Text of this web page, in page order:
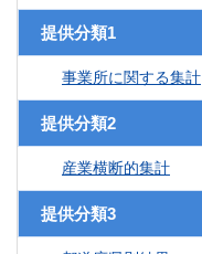
提供分類1
事業所に関する集計
提供分類2
産業横断的集計
提供分類3